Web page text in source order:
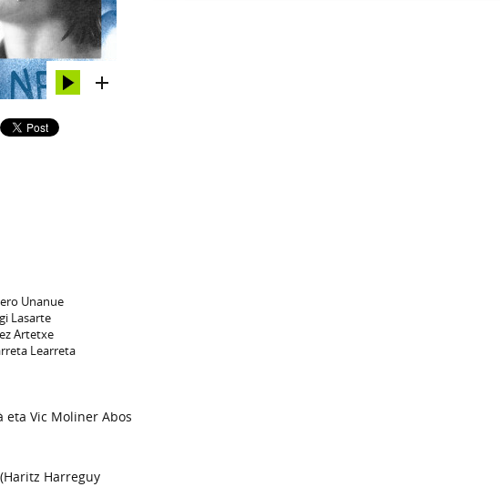
Unanue
Lasarte
Artetxe
Learreta
eta Vic Moliner Abos
Harreguy